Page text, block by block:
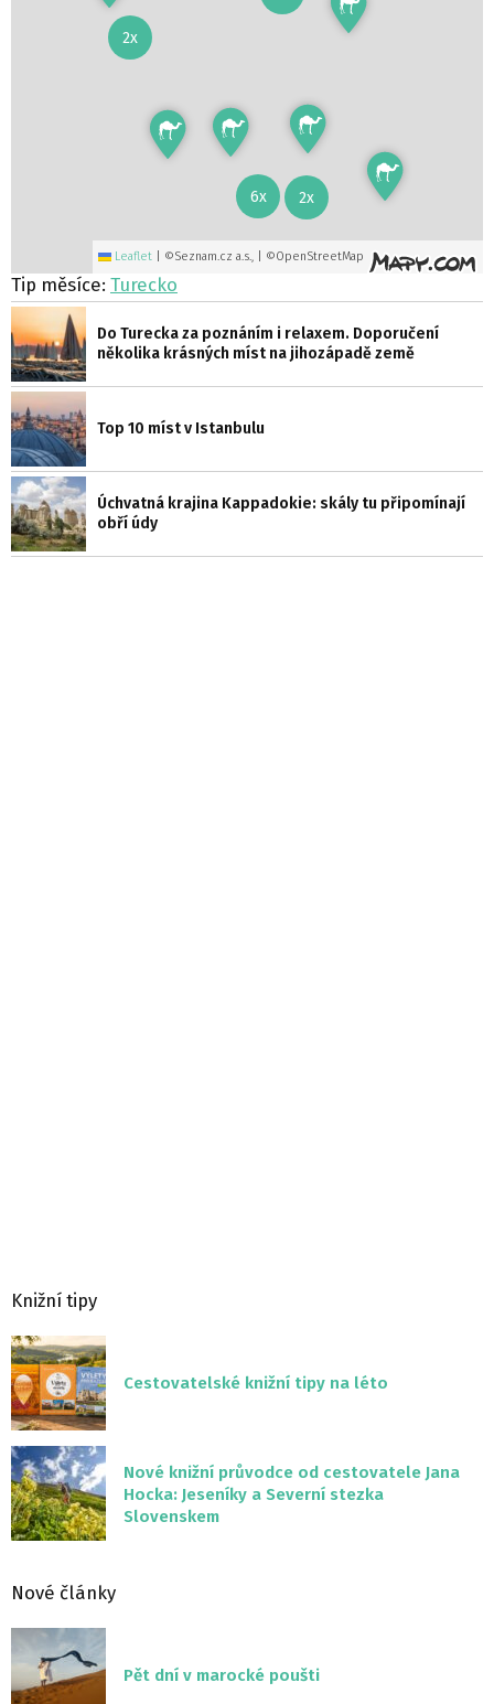
2x
6x
2x
Leaflet ©Seznam.cz a.s., | ©OpenStreetMap
Tip měsíce: Turecko
Do Turecka za poznáním i relaxem. Doporučení
několika krásných míst na jihozápadě země
Top 10 míst v Istanbulu
Úchvatná krajina Kappadokie: skály tu připomínají
obří údy
Knižní tipy
Cestovatelské knižní tipy na léto
Nové knižní průvodce od cestovatele Jana
Hocka: Jeseníky a Severní stezka
Slovenskem
Nové články
Pět dní v marocké poušti